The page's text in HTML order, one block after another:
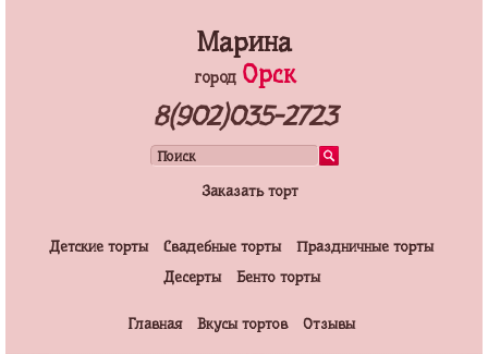
Марина
город Орск
8(902)035-2723
Заказать торт
Детские торты Свадебные торты
Праздничные торты
Десерты
Бенто торты
Главная Вкусы тортов Отзывы